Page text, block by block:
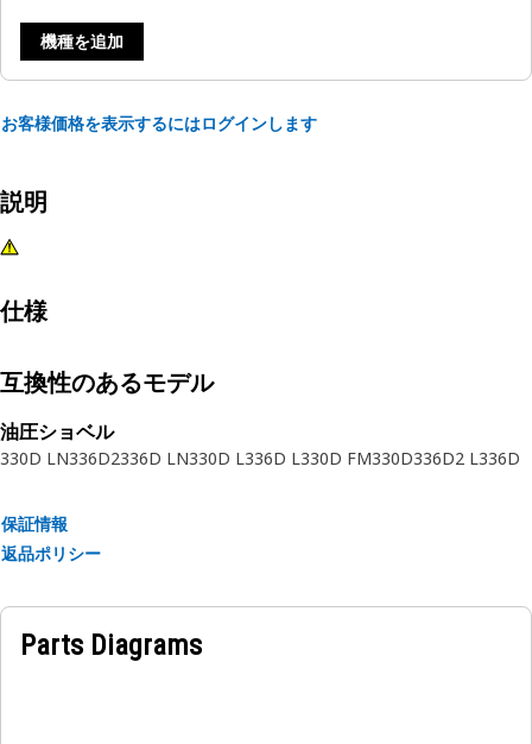
機種を追加
お客様価格を表示するにはログインします
説明
仕様
互換性のあるモデル
油圧ショベル
330D LN336D2336D LN330D L336D L330D FM330D336D2 L336D
保証情報
返品ポリシー
Parts Diagrams